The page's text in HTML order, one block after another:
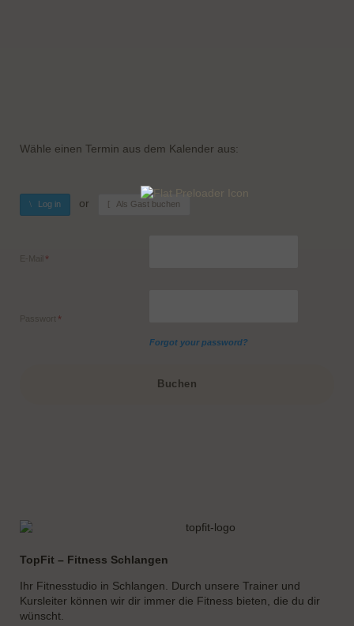
Wähle einen Termin aus dem Kalender aus:
Log in Als Gast buchen
E-Mail
Passwort
Forgot your password?
TopFit – Fitness Schlangen
Ihr Fitnesstudio in Schlangen. Durch unsere Trainer und
Kursleiter können wir dir immer die Fitness bieten, die du dir
wünscht.